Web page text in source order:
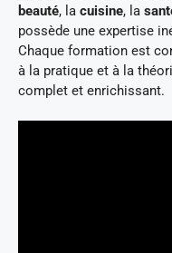
beauté, la cuisine, la
possède une expertise
Chaque formation est
à la pratique et à la
complet et enrichissant.